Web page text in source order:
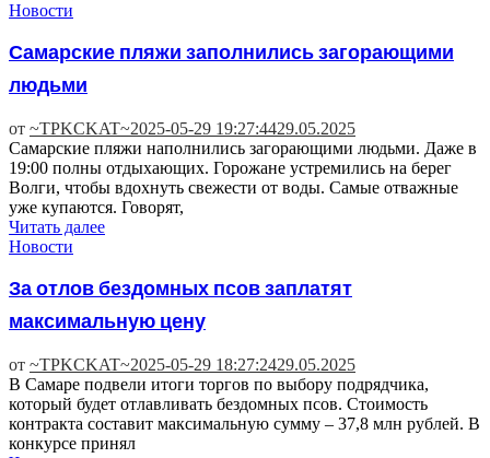
Новости
Самарские пляжи заполнились загорающими
людьми
от ~TPKCKAT~2025-05-29 19:27:4429.05.2025
Самарские пляжи наполнились загорающими людьми. Даже в
19:00 полны отдыхающих. Горожане устремились на берег
Волги, чтобы вдохнуть свежести от воды. Самые отважные
уже купаются. Говорят,
Читать далее
Новости
За отлов бездомных псов заплатят
максимальную цену
от ~TPKCKAT~2025-05-29 18:27:2429.05.2025
В Самаре подвели итоги торгов по выбору подрядчика,
который будет отлавливать бездомных псов. Стоимость
контракта составит максимальную сумму – 37,8 млн рублей. В
конкурсе принял